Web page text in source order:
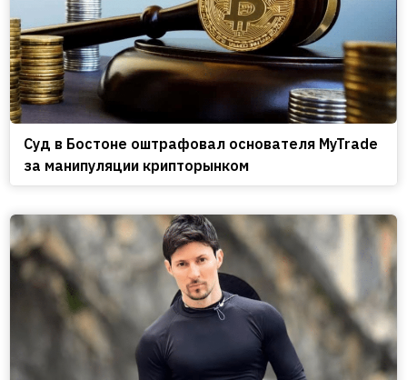
Cуд в Бостоне оштрафовал основателя MyTrade
за манипуляции крипторынком